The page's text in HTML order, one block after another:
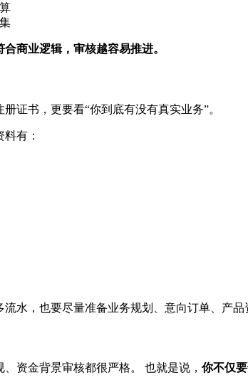
商业逻辑，审核越容易推进。
证书，更要看“你到底有没有真实业务”。
有：
水，也要尽量准备业务规划、意向订单、产品
资金背景审核都很严格。 也就是说， 你不仅